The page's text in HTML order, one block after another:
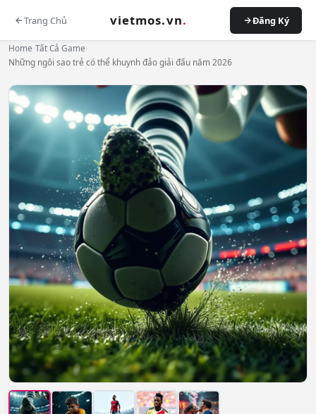
Trang Chủ vietmos.vn. Đăng Ký
Home Tất Cả Game
Những ngôi sao trẻ có thể khuynh đảo giải đấu năm 2026